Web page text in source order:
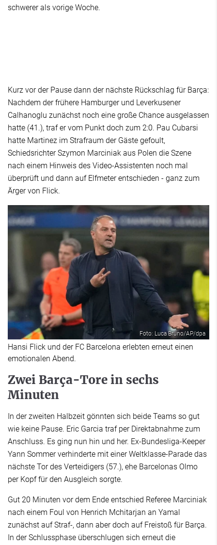
schwerer als vorige Woche.
Kurz vor der Pause dann der nächste Rückschlag für Barça:
Nachdem der frühere Hamburger und Leverkusener
Calhanoglu zunächst noch eine große Chance ausgelassen
hatte (41.), traf er vom Punkt doch zum 2:0. Pau Cubarsi
hatte Martinez im Strafraum der Gäste gefoult,
Schiedsrichter Szymon Marciniak aus Polen die Szene
nach einem Hinweis des Video-Assistenten noch mal
überprüft und dann auf Elfmeter entschieden - ganz zum
Ärger von Flick.
Foto: Luca Bruno/AP/dpa
Hansi Flick und der FC Barcelona erlebten erneut einen
emotionalen Abend.
Zwei Barça-Tore in sechs
Minuten
In der zweiten Halbzeit gönnten sich beide Teams so gut
wie keine Pause. Eric Garcia traf per Direktabnahme zum
Anschluss. Es ging nun hin und her. Ex-Bundesliga-Keeper
Yann Sommer verhinderte mit einer Weltklasse-Parade das
nächste Tor des Verteidigers (57.), ehe Barcelonas Olmo
per Kopf für den Ausgleich sorgte.
Gut 20 Minuten vor dem Ende entschied Referee Marciniak
nach einem Foul von Henrich Mchitarjan an Yamal
zunächst auf Straf-, dann aber doch auf Freistoß für Barça.
In der Schlussphase überschlugen sich erneut die